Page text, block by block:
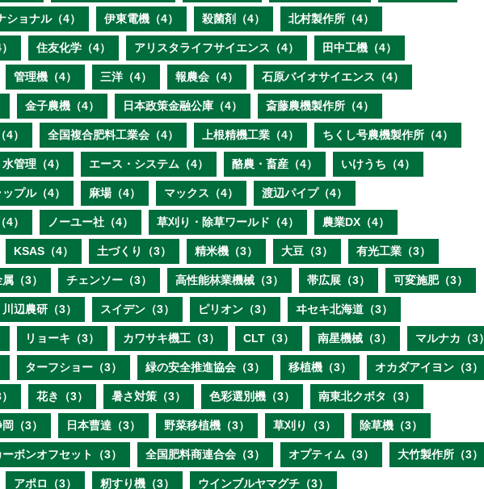
ョナル（4） 伊東電機（4） 殺菌剤（4） 北村製作所（4）
住友化学（4） アリスタライフサイエンス（4） 田中工機（4）
管理機（4） 三洋（4） 報農会（4） 石原バイオサイエンス（4）
金子農機（4） 日本政策金融公庫（4） 斎藤農機製作所（4）
） 全国複合肥料工業会（4） 上根精機工業（4） ちくし号農機製作所（4）
水管理（4） エース・システム（4） 酪農・畜産（4） いけうち（4）
プル（4） 麻場（4） マックス（4） 渡辺パイプ（4）
） ノーユー社（4） 草刈り・除草ワールド（4） 農業DX（4）
KSAS（4） 土づくり（3） 精米機（3） 大豆（3） 有光工業（3）
（3） チェンソー（3） 高性能林業機械（3） 帯広展（3） 可変施肥（3）
川辺農研（3） スイデン（3） ピリオン（3） ヰセキ北海道（3）
リョーキ（3） カワサキ機工（3） CLT（3） 南星機械（3） マルナカ（3）
ターフショー（3） 緑の安全推進協会（3） 移植機（3） オカダアイヨン（3）
花き（3） 暑さ対策（3） 色彩選別機（3） 南東北クボタ（3）
（3） 日本曹達（3） 野菜移植機（3） 草刈り（3） 除草機（3）
ーボンオフセット（3） 全国肥料商連合会（3） オプティム（3） 大竹製作所（3）
アポロ（3） 籾すり機（3） ウインブルヤマグチ（3）